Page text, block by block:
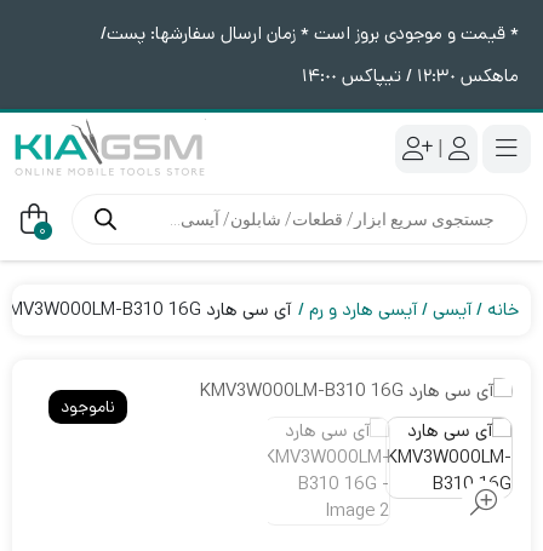
* قیمت و موجودی بروز است * زمان ارسال سفارشها: پست/
ماهکس ١٢:٣٠ / تیپاکس ١۴:٠٠
|
محصولات 0
خانه آیسی آیسی هارد و رم آی سی هارد KMV3W000LM-B310 16G
ناموجود